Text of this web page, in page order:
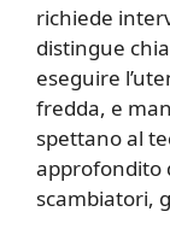
richiede
distingue
eseguire
fredda, e
spettano al
approfondito
scambiatori,